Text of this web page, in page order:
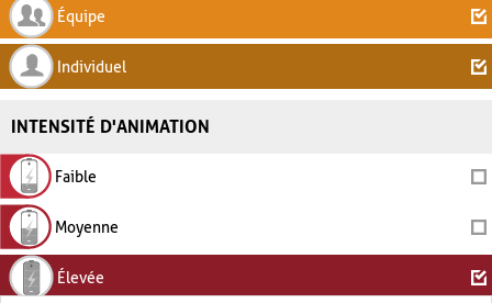
Équipe
Individuel
INTENSITÉ D'ANIMATION
Faible
Moyenne
Élevée